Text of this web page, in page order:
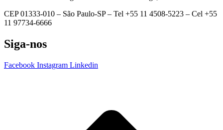
CEP 01333-010 – São Paulo-SP – Tel +55 11 4508-5223 – Cel +55
11 97734-6666
Siga-nos
Facebook Instagram Linkedin